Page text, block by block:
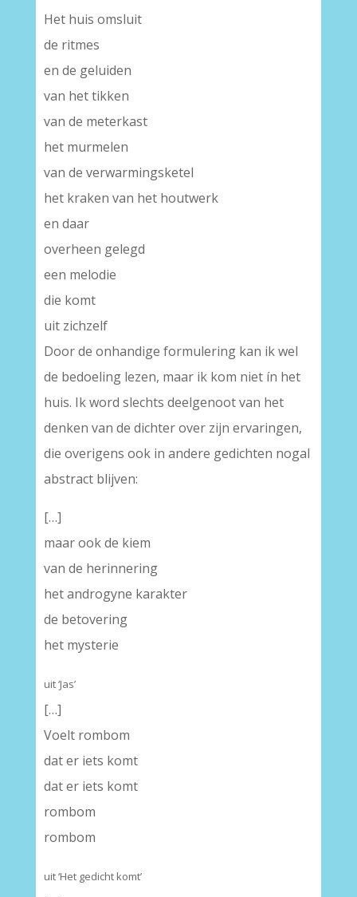
Het huis omsluit
de ritmes
en de geluiden
van het tikken
van de meterkast
het murmelen
van de verwarmingsketel
het kraken van het houtwerk
en daar
overheen gelegd
een melodie
die komt
uit zichzelf
Door de onhandige formulering kan ik wel
de bedoeling lezen, maar ik kom niet ín het
huis. Ik word slechts deelgenoot van het
denken van de dichter over zijn ervaringen,
die overigens ook in andere gedichten nogal
abstract blijven:
[…]
maar ook de kiem
van de herinnering
het androgyne karakter
de betovering
het mysterie
uit ‘Jas’
[…]
Voelt rombom
dat er iets komt
dat er iets komt
rombom
rombom
uit ‘Het gedicht komt’